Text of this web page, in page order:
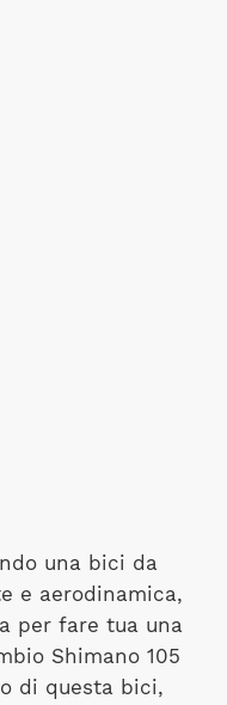
una bici da
e aerodinamica,
per fare tua una
Shimano 105
di questa bici,